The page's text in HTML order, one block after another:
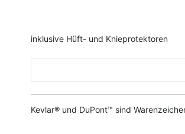
inklusive Hüft- und Knieprotektoren
Kevlar® und DuPont™ sind